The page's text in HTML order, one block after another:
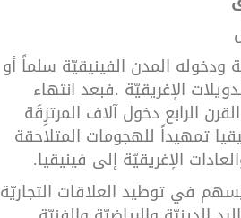
ودخوله المدن الفينيقيّة سلماً أو
الإغريقيّة .فبعد انتهاء
القرن الرابع دخول آلاف المرتزِقَة
تمهيداً للهجومات المتلاحقة
الإغريقيّة إلى فينيقيا.
في توطيد العلاقات التجاريّة